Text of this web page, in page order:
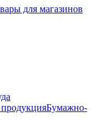
для магазинов
Бумажно-